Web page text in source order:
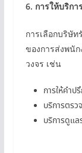
6. การให้บริก
การเลือกบริษั
ของการส่งพนั
วงจร เช่น
การให้คำป
บริการตร
บริการดูแ